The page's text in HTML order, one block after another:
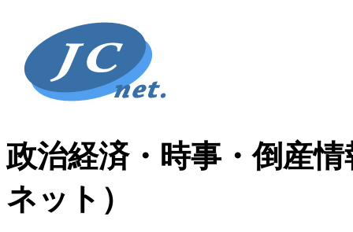
政治経済・時事・倒産
ネット）